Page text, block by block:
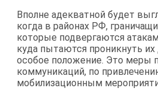
Вполне адекватной будет
когда в районах РФ,
которые подвергаются
куда пытаются проникнуть
особое положение. Это меры
коммуникаций, по
мобилизационным